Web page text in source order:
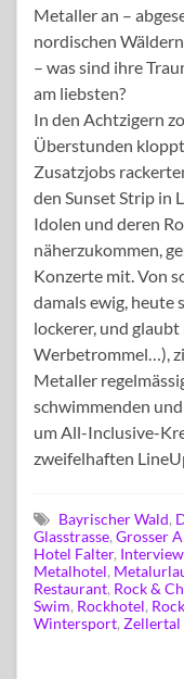
Metaller an –
nordischen
– was sind ihre
am liebsten?
In den Achtzigern
Überstunden
Zusatzjobs
den Sunset Strip in
Idolen und deren
näherzukommen,
Konzerte mit. Von
damals ewig, heute
lockerer, und
Werbetrommel…),
Metaller
schwimmenden
um All-Inclusive-
zweifelhaften
Bayrischer Wald,
Glasstrasse, Grosser
Hotel Falter, Interview
Metalhotel,
Restaurant, Rock &
Swim, Rockhotel,
Wintersport, Zellertal